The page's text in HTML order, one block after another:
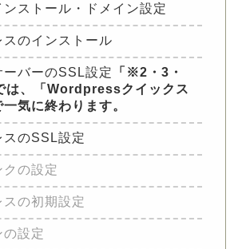
ンストール・ドメイン設定
スのインストール
ーバーのSSL設定
「※2・3・
は、「Wordpressクイックス
気に終わります。
スのSSL設定
の設定
スの初期設定
設定